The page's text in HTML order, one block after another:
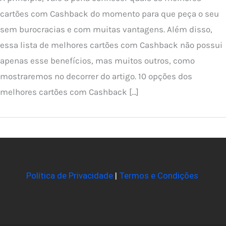
cartões com Cashback do momento para que peça o seu
sem burocracias e com muitas vantagens. Além disso,
essa lista de melhores cartões com Cashback não possui
apenas esse benefícios, mas muitos outros, como
mostraremos no decorrer do artigo. 10 opções dos
melhores cartões com Cashback […]
Política de Privacidade| Termos e Condições